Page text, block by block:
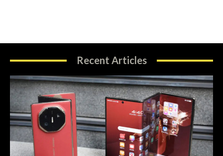
Recent Articles